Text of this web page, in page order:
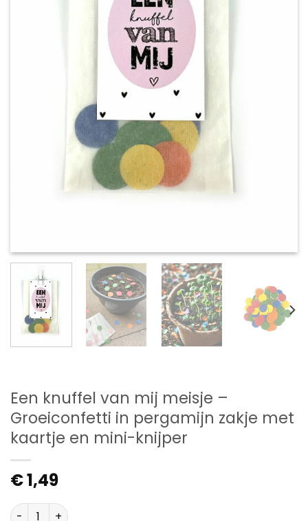
Een knuffel van mij meisje –
Groeiconfetti in pergamijn zakje met
kaartje en mini-knijper
€1,49
Een knuffel van mij meisje - Groeiconfetti in